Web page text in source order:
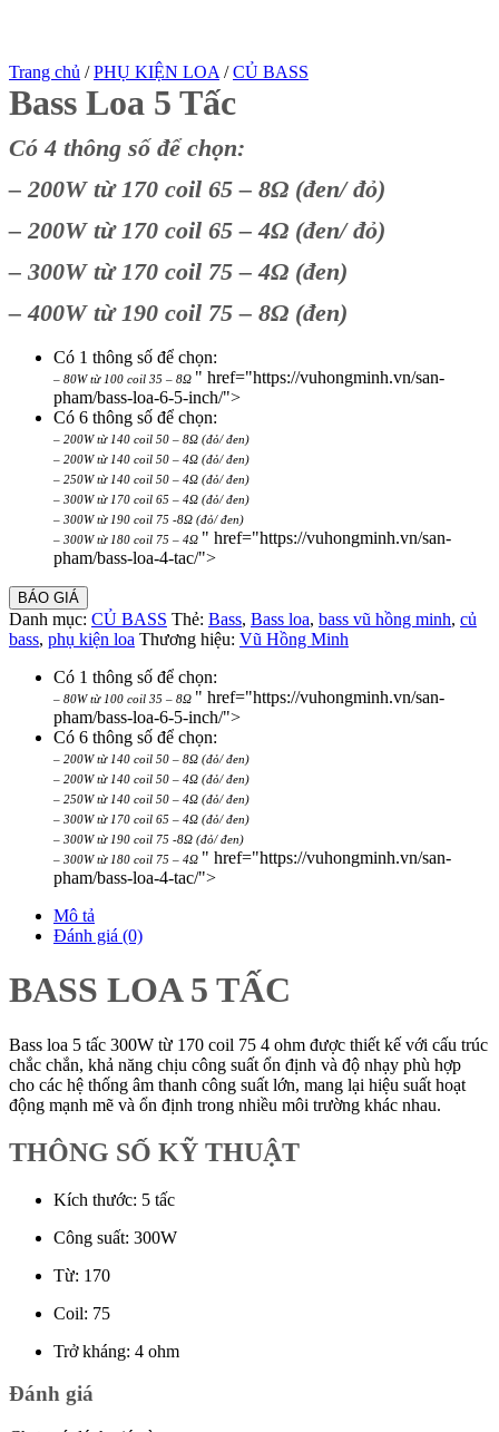
Trang chủ / PHỤ KIỆN LOA / CỦ BASS
Bass Loa 5 Tấc
Có 4 thông số để chọn:
– 200W từ 170 coil 65 – 8Ω (đen/ đỏ)
– 200W từ 170 coil 65 – 4Ω (đen/ đỏ)
– 300W từ 170 coil 75 – 4Ω (đen)
– 400W từ 190 coil 75 – 8Ω (đen)
Có 1 thông số để chọn:
– 80W từ 100 coil 35 – 8Ω " href="https://vuhongminh.vn/san-
pham/bass-loa-6-5-inch/">
Có 6 thông số để chọn:
– 200W từ 140 coil 50 – 8Ω (đỏ/ đen)
– 200W từ 140 coil 50 – 4Ω (đỏ/ đen)
– 250W từ 140 coil 50 – 4Ω (đỏ/ đen)
– 300W từ 170 coil 65 – 4Ω (đỏ/ đen)
– 300W từ 190 coil 75 -8Ω (đỏ/ đen)
– 300W từ 180 coil 75 – 4Ω " href="https://vuhongminh.vn/san-
pham/bass-loa-4-tac/">
BÁO GIÁ
Danh mục: CỦ BASS Thẻ: Bass, Bass loa, bass vũ hồng minh, củ
bass, phụ kiện loa Thương hiệu: Vũ Hồng Minh
Có 1 thông số để chọn:
– 80W từ 100 coil 35 – 8Ω " href="https://vuhongminh.vn/san-
pham/bass-loa-6-5-inch/">
Có 6 thông số để chọn:
– 200W từ 140 coil 50 – 8Ω (đỏ/ đen)
– 200W từ 140 coil 50 – 4Ω (đỏ/ đen)
– 250W từ 140 coil 50 – 4Ω (đỏ/ đen)
– 300W từ 170 coil 65 – 4Ω (đỏ/ đen)
– 300W từ 190 coil 75 -8Ω (đỏ/ đen)
– 300W từ 180 coil 75 – 4Ω " href="https://vuhongminh.vn/san-
pham/bass-loa-4-tac/">
Mô tả
Đánh giá (0)
BASS LOA 5 TẤC
Bass loa 5 tấc 300W từ 170 coil 75 4 ohm được thiết kế với cấu trúc
chắc chắn, khả năng chịu công suất ổn định và độ nhạy phù hợp
cho các hệ thống âm thanh công suất lớn, mang lại hiệu suất hoạt
động mạnh mẽ và ổn định trong nhiều môi trường khác nhau.
THÔNG SỐ KỸ THUẬT
Kích thước: 5 tấc
Công suất: 300W
Từ: 170
Coil: 75
Trở kháng: 4 ohm
Đánh giá